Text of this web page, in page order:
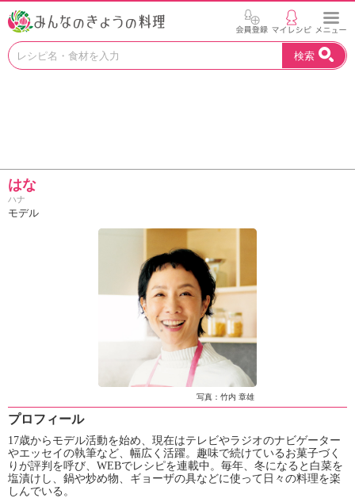
お
。
N
H
K
エ
デ
ー
シ
ナ
ル
「
検索
はな
ハナ
モデル
写真：竹内 章雄
プロフィール
17歳からモデル活動を始め、現在はテレビやラジオのナビゲーター
やエッセイの執筆など、幅広く活躍。趣味で続けているお菓子づく
りが評判を呼び、WEBでレシピを連載中。毎年、冬になると白菜を
塩漬けし、鍋や炒め物、ギョーザの具などに使って日々の料理を楽
しんでいる。